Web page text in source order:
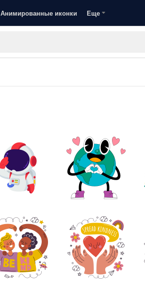
Анимированные иконки Еще